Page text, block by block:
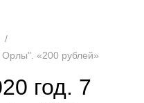
Орлы". «200 рублей»
год. 7